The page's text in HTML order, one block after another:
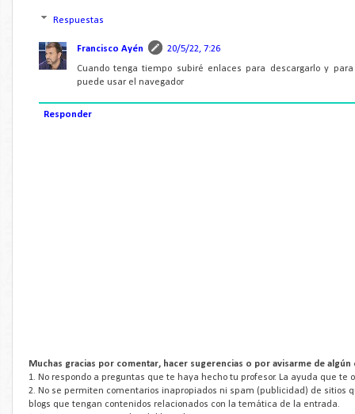
Respuestas
Francisco Ayén 20/5/22, 7:26
Cuando tenga tiempo subiré enlaces para descargarlo y
puede usar el navegador
Responder
Muchas gracias por comentar, hacer sugerencias o por avisarme de
1. No respondo a preguntas que te haya hecho tu profesor. La ayuda que te
2. No se permiten comentarios inapropiados ni spam (publicidad) de sitios
blogs que tengan contenidos relacionados con la temática de la entrada.